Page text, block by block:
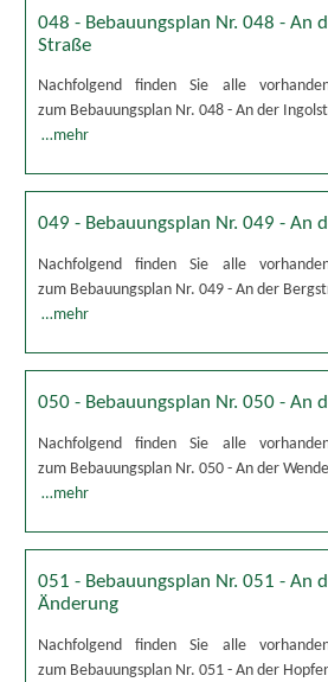
048 - Bebauungsplan Nr. 048 - An
Straße
Nachfolgend finden Sie alle
zum Bebauungsplan Nr. 048 - An der
…mehr
049 - Bebauungsplan Nr. 049 - An
Nachfolgend finden Sie alle
zum Bebauungsplan Nr. 049 - An der
…mehr
050 - Bebauungsplan Nr. 050 - An
Nachfolgend finden Sie alle
zum Bebauungsplan Nr. 050 - An der
…mehr
051 - Bebauungsplan Nr. 051 - An
Änderung
Nachfolgend finden Sie alle
zum Bebauungsplan Nr. 051 - An der